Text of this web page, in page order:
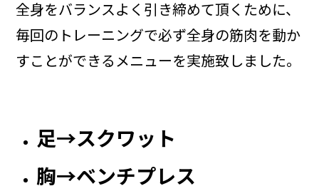
全身をバランスよく引き締めて頂くために、
毎回のトレーニングで必ず全身の筋肉を動か
すことができるメニューを実施致しました。
足→スクワット
胸→ベンチプレス